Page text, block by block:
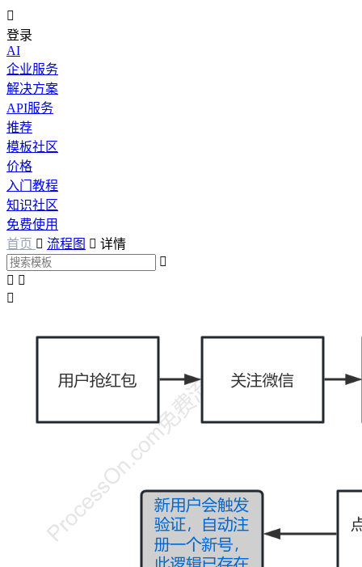

登录
AI
企业服务
解决方案
API服务
推荐
模板社区
价格
入门教程
知识社区
免费使用
首页  流程图  详情

 
